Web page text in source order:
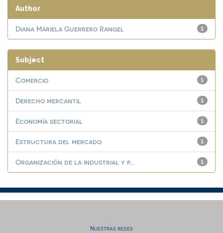
Author
1
Diana Mariela Guerrero Rangel
Subject
1
Comercio
1
Derecho mercantil
1
Economía sectorial
1
Estructura del mercado
1
Organización de la industrial y p...
Nuestras redes